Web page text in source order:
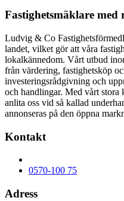
Fastighetsmäklare med
Ludvig & Co
landet, vilket gör att våra
lokalkännedom. Vårt utbud
från värdering, fastighetsköp
investeringsrådgivning och
och handlingar. Med vårt stora
anlita oss vid så kallad
annonseras på den öppna
Kontakt
0570-100 75
Adress